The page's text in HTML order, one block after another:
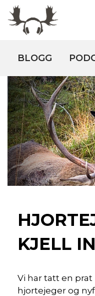
BLOGG
KJELL
Vi har tatt en
hjortejeger og